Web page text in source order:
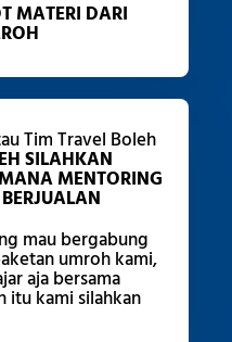
MATERI DARI
Tim Travel Boleh
SILAHKAN
MENTORING
mau bergabung
umroh kami,
aja bersama
itu kami silahkan